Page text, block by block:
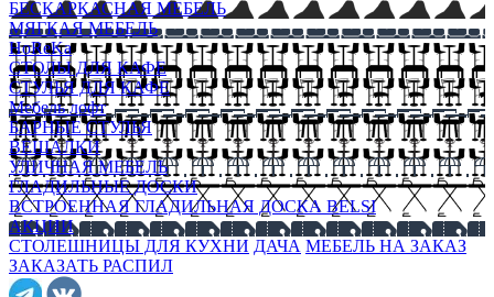
БЕСКАРКАСНАЯ МЕБЕЛЬ
МЯГКАЯ МЕБЕЛЬ
HoReKa
СТОЛЫ ДЛЯ КАФЕ
СТУЛЬЯ ДЛЯ КАФЕ
Мебель лофт
БАРНЫЕ СТУЛЬЯ
ВЕШАЛКИ
УЛИЧНАЯ МЕБЕЛЬ
ГЛАДИЛЬНЫЕ ДОСКИ
ВСТРОЕННАЯ ГЛАДИЛЬНАЯ ДОСКА BELSI
АКЦИИ
СТОЛЕШНИЦЫ ДЛЯ КУХНИ ДАЧА МЕБЕЛЬ НА ЗАКАЗ
ЗАКАЗАТЬ РАСПИЛ